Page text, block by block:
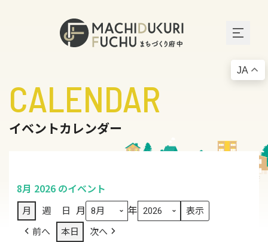
CALENDAR
イベントカレンダー
8月 2026 のイベント
月 週 日 月 年
前へ 本日 次へ
JA